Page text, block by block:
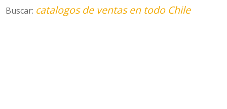
Buscar: catalogos de ventas en todo Chile